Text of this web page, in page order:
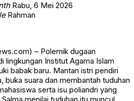
Rabu, 6 Mei 2026
Rahman
– Polemik dugaan
lingkungan Institut Agama Islam
babak baru. Mantan istri pendiri
buka suara dan membantah tuduhan
serta isu poliandri yang